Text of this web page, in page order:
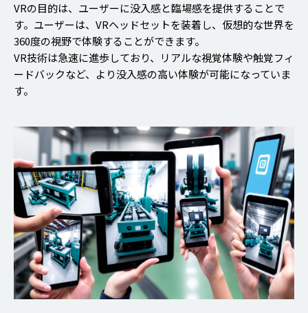
VRの目的は、ユーザーに没入感と臨場感を提供することで
す。ユーザーは、VRヘッドセットを装着し、仮想的な世界を
360度の視野で体験することができます。
VR技術は急速に進歩しており、リアルな視覚体験や触覚フィ
ードバックなど、より没入感の高い体験が可能になっていま
す。